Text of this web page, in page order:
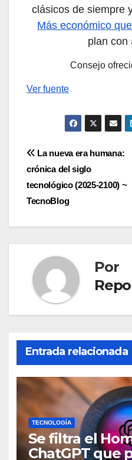
clásicos de siempre
Más económico
plan con
Consejo
Ver fuente
Navegación
de
entradas
La nueva era humana:
crónica del siglo
tecnológico (2025-2100) ~
TecnoBlog
Por
Entrada relacionada
TECNOLOGÍA
Se filtra el
ChatGPT que